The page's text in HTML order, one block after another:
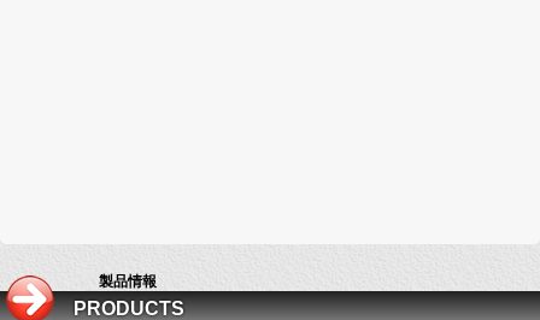
製品情報
PRODUCTS